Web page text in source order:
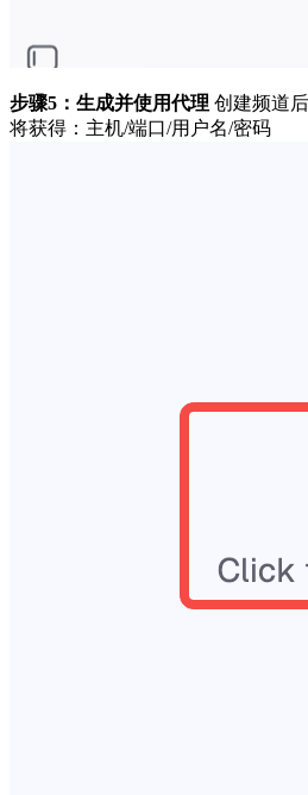
步骤5：生成并使用代理 创建频道
将获得：主机/端口/用户名/密码